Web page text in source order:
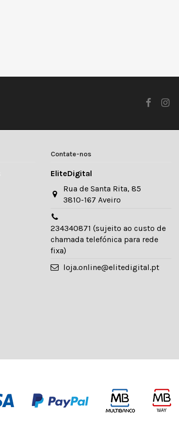
Contate-nos
EliteDigital
Rua de Santa Rita, 85
3810-167 Aveiro
234340871 (sujeito ao custo de
chamada telefónica para rede
fixa)
loja.online@elitedigital.pt